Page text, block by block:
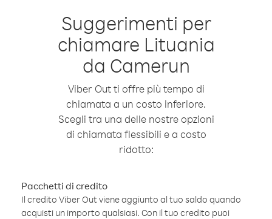
Suggerimenti per
chiamare Lituania
da Camerun
Viber Out ti offre più tempo di
chiamata a un costo inferiore.
Scegli tra una delle nostre opzioni
di chiamata flessibili e a costo
ridotto:
Pacchetti di credito
Il credito Viber Out viene aggiunto al tuo saldo quando
acquisti un importo qualsiasi. Con il tuo credito puoi